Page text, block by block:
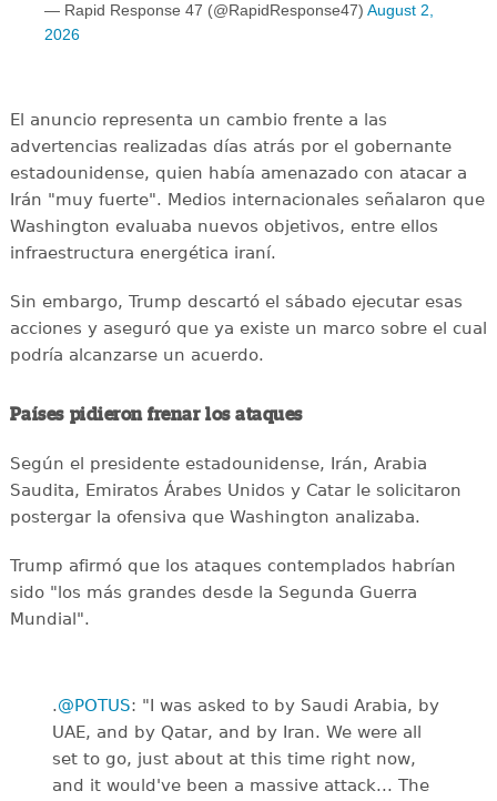
— Rapid Response 47 (@RapidResponse47) August 2,
2026
El anuncio representa un cambio frente a las
advertencias realizadas días atrás por el gobernante
estadounidense, quien había amenazado con atacar a
Irán "muy fuerte". Medios internacionales señalaron que
Washington evaluaba nuevos objetivos, entre ellos
infraestructura energética iraní.
Sin embargo, Trump descartó el sábado ejecutar esas
acciones y aseguró que ya existe un marco sobre el cual
podría alcanzarse un acuerdo.
Países pidieron frenar los ataques
Según el presidente estadounidense, Irán, Arabia
Saudita, Emiratos Árabes Unidos y Catar le solicitaron
postergar la ofensiva que Washington analizaba.
Trump afirmó que los ataques contemplados habrían
sido "los más grandes desde la Segunda Guerra
Mundial".
.@POTUS: "I was asked to by Saudi Arabia, by
UAE, and by Qatar, and by Iran. We were all
set to go, just about at this time right now,
and it would've been a massive attack... The